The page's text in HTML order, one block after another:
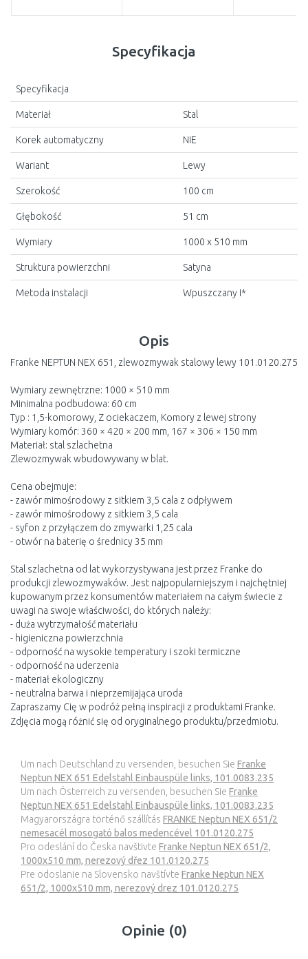
Opis
Franke NEPTUN NEX 651, zlewozmywak stalowy lewy 101.0120.275
Wymiary zewnętrzne: 1000 × 510 mm
Minimalna podbudowa: 60 cm
Typ : 1,5-komorowy, Z ociekaczem, Komory z lewej strony
Wymiary komór: 360 × 420 × 200 mm, 167 × 306 × 150 mm
Materiał: stal szlachetna
Zlewozmywak wbudowywany w blat.
Cena obejmuje:
- zawór mimośrodowy z sitkiem 3,5 cala z odpływem
- zawór mimośrodowy z sitkiem 3,5 cala
- syfon z przyłączem do zmywarki 1,25 cala
- otwór na baterię o średnicy 35 mm
Stal szlachetna od lat wykorzystywana jest przez Franke do
produkcji zlewozmywaków. Jest najpopularniejszym i najchętniej
kupowanym przez konsumentów materiałem na całym świecie z
uwagi na swoje właściwości, do których należy:
- duża wytrzymałość materiału
- higieniczna powierzchnia
- odporność na wysokie temperatury i szoki termiczne
- odporność na uderzenia
- materiał ekologiczny
- neutralna barwa i nieprzemijająca uroda
Zapraszamy Cię w podróż pełną inspiracji z produktami Franke.
Zdjęcia mogą różnić się od oryginalnego produktu/przedmiotu.
Specyfikacja
Specyfikacja
Materiał Stal
Korek automatyczny NIE
Wariant Lewy
Szerokość 100 cm
Głębokość 51 cm
Wymiary 1000 x 510 mm
Struktura powierzchni Satyna
Metoda instalacji Wpuszczany I*
Um nach Deutschland zu versenden, besuchen Sie Franke
Neptun NEX 651 Edelstahl Einbauspüle links, 101.0083.235
Um nach Österreich zu versenden, besuchen Sie Franke
Neptun NEX 651 Edelstahl Einbauspüle links, 101.0083.235
Magyarországra történő szállítás FRANKE Neptun NEX 651/2
nemesacél mosogató balos medencével 101.0120.275
Pro odeslání do Česka navštivte Franke Neptun NEX 651/2,
1000x510 mm, nerezový dřez 101.0120.275
Pre odoslanie na Slovensko navštívte Franke Neptun NEX
651/2, 1000x510 mm, nerezový drez 101.0120.275
Opinie (0)